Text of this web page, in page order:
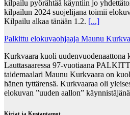
kilpailu pyörähtää käyntiin jo
kilpailun 2024 suojelijana toimii
Kilpailu alkaa tänään 1.2. [...]
Palkittu elokuvaohjaaja Maunu
Kurkvaara kuoli uudenvuodenaattona
Lauttasaaressa 97-vuotiaana
taidemaalari Maunu Kurkvaara on
hänen tyttärensä. Kurkvaaraa oli
elokuvan ”uuden aallon” käynnistäjänä
Kirjat ja Kustantamot